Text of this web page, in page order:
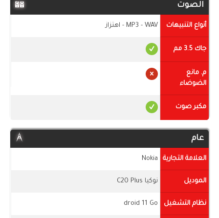
الصوت
أنواع التنبيهات MP3 - WAV - اهتزاز
جاك 3.5 مم
م. مانع
الضوضاء
مكبر صوت
عام
العلامة التجارية Nokia
الموديل نوكيا C20 Plus
نظام التشغيل droid 11 Go